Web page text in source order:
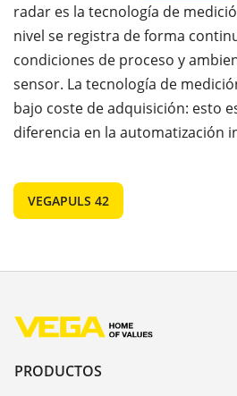
radar es la tecnología de
nivel se registra de forma
condiciones de proceso y
sensor. La tecnología de
bajo coste de adquisición: esto
diferencia en la automatización
VEGAPULS 42
PRODUCTOS